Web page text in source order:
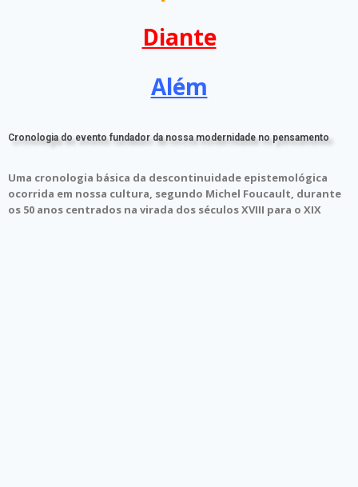
Diante
Além
Cronologia do evento fundador da nossa modernidade no pensamento
Uma cronologia básica da descontinuidade epistemológica
ocorrida em nossa cultura, segundo Michel Foucault, durante
os 50 anos centrados na virada dos séculos XVIII para o XIX